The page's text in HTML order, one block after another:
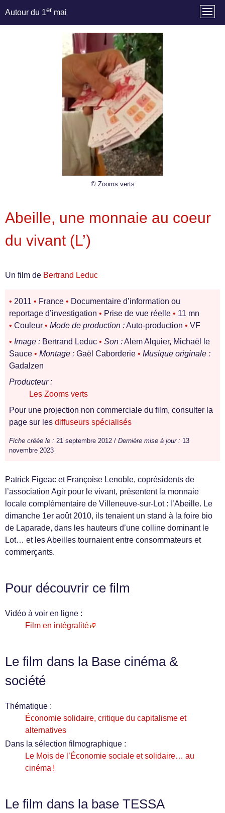
Autour du 1er mai
© Zooms verts
Abeille, une monnaie au coeur
du vivant (L’)
Un film de Bertrand Leduc
• 2011 • France • Documentaire d’information ou
reportage d’investigation • Prise de vue réelle • 11 mn
• Couleur • Mode de production :Auto-production • VF
• Image : Bertrand Leduc • Son :Alem Alquier, Michaël le
Sauce • Montage : Gaël Caborderie • Musique originale :
Gadalzen
Producteur :
Les Zooms verts
Pour une projection non commerciale du film, consulter la
page sur les diffuseurs spécialisés
Fiche créée le : 21 septembre 2012 / Dernière mise à jour : 13
novembre 2023
Patrick Figeac et Françoise Lenoble, coprésidents de
l’association Agir pour le vivant, présentent la monnaie
locale complémentaire de Villeneuve-sur-Lot : l’Abeille. Le
dimanche 1er août 2010, ils tenaient un stand à la foire bio
de Laparade, dans les hauteurs d’une colline dominant le
Lot… et les Abeilles tournaient entre consommateurs et
commerçants.
Pour découvrir ce film
Vidéo à voir en ligne :
Film en intégralité
Le film dans la Base cinéma &
société
Thématique :
Économie solidaire, critique du capitalisme et
alternatives
Dans la sélection filmographique :
Le Mois de l’Économie sociale et solidaire… au
cinéma !
Le film dans la base TESSA